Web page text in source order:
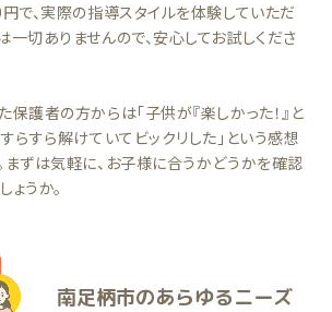
で、実際の指導スタイルを体験していただ
一切ありませんので、安心してお試しくださ
護者の方からは「子供が『楽しかった！』と
らすら解けていてビックリした」という感想
まずは気軽に、お子様に合うかどうかを確認
うか。
南足柄市のあらゆるニーズ